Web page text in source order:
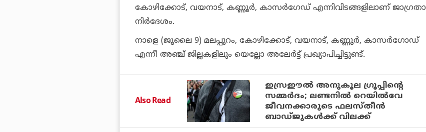
കോഴിക്കോട്, വയനാട്, കണ്ണൂര്‍, കാസര്‍ഗേഡ് എന്നിവിടങ്ങളിലാണ് ജാഗ്രതാ
നിര്‍ദേശം.
നാളെ (ജൂലൈ 9) മലപ്പുറം, കോഴിക്കോട്, വയനാട്, കണ്ണൂര്‍, കാസര്‍ഗോഡ്
എന്നീ അഞ്ച് ജില്ലകളിലും യെല്ലോ അലേര്‍ട്ട് പ്രഖ്യാപിച്ചിട്ടുണ്ട്.
Also Read
ഇസ്രഈല്‍ അനുകൂല ഗ്രൂപ്പിന്റെ
സമ്മര്‍ദം; ലണ്ടനില്‍ റെയില്‍വേ
ജീവനക്കാരുടെ ഫലസ്തീന്‍
ബാഡ്ജുകള്‍ക്ക് വിലക്ക്